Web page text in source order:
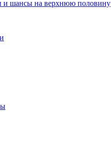
и шансы на верхнюю половину